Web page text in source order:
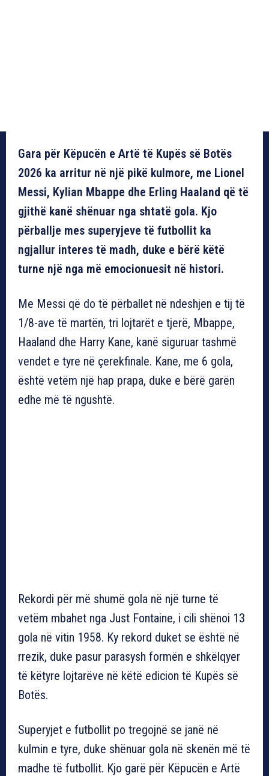
Gara për Këpucën e Artë të Kupës së Botës
2026 ka arritur në një pikë kulmore, me Lionel
Messi, Kylian Mbappe dhe Erling Haaland që të
gjithë kanë shënuar nga shtatë gola. Kjo
përballje mes superyjeve të futbollit ka
ngjallur interes të madh, duke e bërë këtë
turne një nga më emocionuesit në histori.
Me Messi që do të përballet në ndeshjen e tij të
1/8-ave të martën, tri lojtarët e tjerë, Mbappe,
Haaland dhe Harry Kane, kanë siguruar tashmë
vendet e tyre në çerekfinale. Kane, me 6 gola,
është vetëm një hap prapa, duke e bërë garën
edhe më të ngushtë.
Rekordi për më shumë gola në një turne të
vetëm mbahet nga Just Fontaine, i cili shënoi 13
gola në vitin 1958. Ky rekord duket se është në
rrezik, duke pasur parasysh formën e shkëlqyer
të këtyre lojtarëve në këtë edicion të Kupës së
Botës.
Superyjet e futbollit po tregojnë se janë në
kulmin e tyre, duke shënuar gola në skenën më të
madhe të futbollit. Kjo garë për Këpucën e Artë